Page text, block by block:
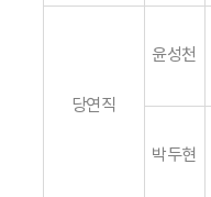
당연직
윤성천
박두현